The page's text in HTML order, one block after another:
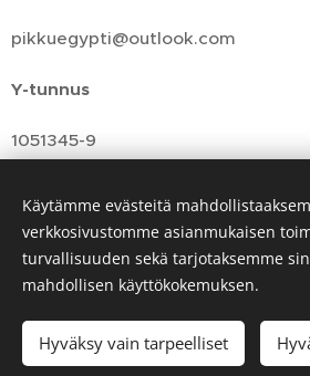
pikkuegypti@outlook.com
Y-tunnus
1051345-9
Webnodella
Luo kotisivut ilmaiseksi!
Käytämme evästeitä
verkkosivustomme asianmukaisen
turvallisuuden sekä tarjotaksemme
mahdollisen käyttökokemuksen.
Hyväksy vain tarpeelliset